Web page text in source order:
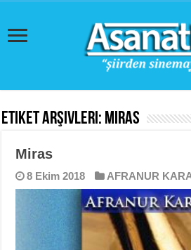
Etiket Arşivleri: Miras
Miras
8 Ekim 2018 AFRANUR